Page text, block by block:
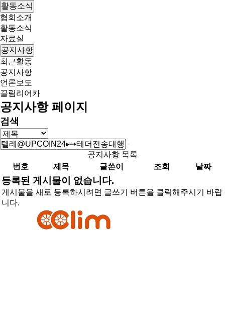
활동소식
협회소개
활동소식
자료실
공지사항
최근활동
공지사항
언론보도
끌림리어카
공지사항 페이지
검색
공지사항 목록
번호
제목 글쓴이 조회 날짜
등록된 게시물이 없습니다.
게시물을 새로 등록하시려면 글쓰기 버튼을 클릭해주시기 바랍
니다.